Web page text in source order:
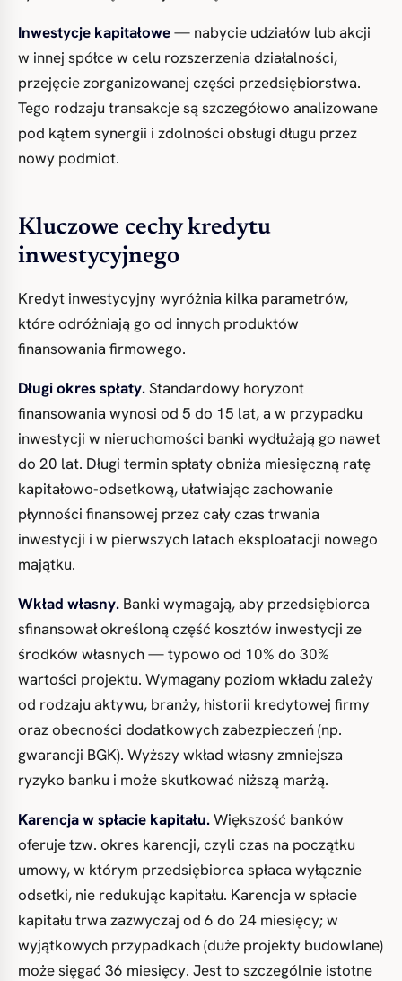
Inwestycje kapitałowe— nabycie udziałów lub akcji
w innej spółce w celu rozszerzenia działalności,
przejęcie zorganizowanej części przedsiębiorstwa.
Tego rodzaju transakcje są szczegółowo analizowane
pod kątem synergii i zdolności obsługi długu przez
nowy podmiot.
Kluczowe cechy kredytu
inwestycyjnego
Kredyt inwestycyjny wyróżnia kilka parametrów,
które odróżniają go od innych produktów
finansowania firmowego.
Długi okres spłaty.Standardowy horyzont
finansowania wynosi od 5 do 15 lat, a w przypadku
inwestycji w nieruchomości banki wydłużają go nawet
do 20 lat. Długi termin spłaty obniża miesięczną ratę
kapitałowo-odsetkową, ułatwiając zachowanie
płynności finansowej przez cały czas trwania
inwestycji i w pierwszych latach eksploatacji nowego
majątku.
Wkład własny. Banki wymagają, aby przedsiębiorca
sfinansował określoną część kosztów inwestycji ze
środków własnych — typowo od 10% do 30%
wartości projektu. Wymagany poziom wkładu zależy
od rodzaju aktywu, branży, historii kredytowej firmy
oraz obecności dodatkowych zabezpieczeń (np.
gwarancji BGK). Wyższy wkład własny zmniejsza
ryzyko banku i może skutkować niższą marżą.
Karencja w spłacie kapitału.Większość banków
oferuje tzw. okres karencji, czyli czas na początku
umowy, w którym przedsiębiorca spłaca wyłącznie
odsetki, nie redukując kapitału. Karencja w spłacie
kapitału trwa zazwyczaj od 6 do 24 miesięcy; w
wyjątkowych przypadkach (duże projekty budowlane)
może sięgać 36 miesięcy. Jest to szczególnie istotne